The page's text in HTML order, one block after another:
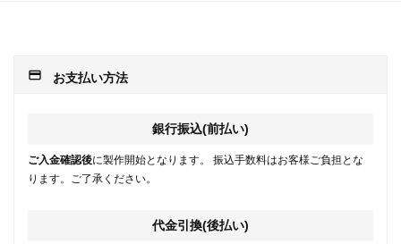
payment お支払い方法
銀行振込(前払い)
ご入金確認後に製作開始となります。 振込手数料はお客様ご負担とな
ります。ご了承ください。
代金引換(後払い)